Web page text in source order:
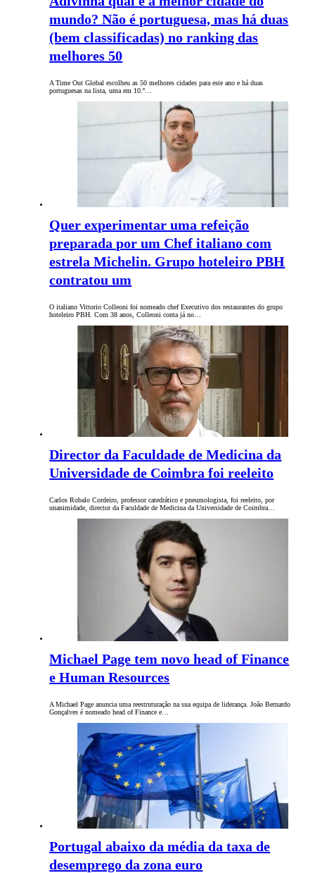
mundo? Não é portuguesa, mas há duas
(bem classificadas) no ranking das
melhores 50
A Time Out Global escolheu as 50 melhores cidades para este ano e há duas
portuguesas na lista, uma em 10.º…
Quer experimentar uma refeição
preparada por um Chef italiano com
estrela Michelin. Grupo hoteleiro PBH
contratou um
O italiano Vittorio Colleoni foi nomeado chef Executivo dos restaurantes do grupo
hoteleiro PBH. Com 38 anos, Colleoni conta já no…
Director da Faculdade de Medicina da
Universidade de Coimbra foi reeleito
Carlos Robalo Cordeiro, professor catedrático e pneumologista, foi reeleito, por
unanimidade, director da Faculdade de Medicina da Universidade de Coimbra…
Michael Page tem novo head of Finance
e Human Resources
A Michael Page anuncia uma reestruturação na sua equipa de liderança. João Bernardo
Gonçalves é nomeado head of Finance e…
Portugal abaixo da média da taxa de
desemprego da zona euro